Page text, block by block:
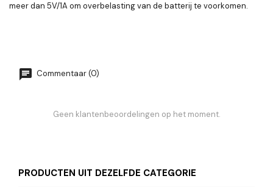
meer dan 5V/1A om overbelasting van de batterij te voorkomen.
Commentaar (0)
Geen klantenbeoordelingen op het moment.
PRODUCTEN UIT DEZELFDE CATEGORIE